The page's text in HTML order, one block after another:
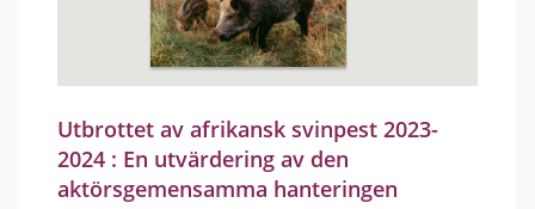
Utbrottet av afrikansk svinpest 2023-
2024 : En utvärdering av den
aktörsgemensamma hanteringen